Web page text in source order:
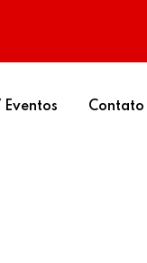
Eventos Contato